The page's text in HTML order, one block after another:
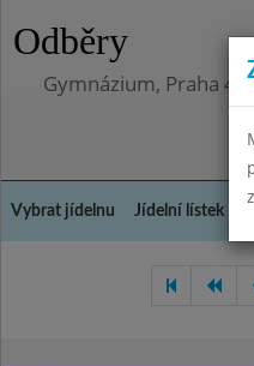
Odběry
Gymnázium, Praha 4,
Vybrat jídelnu Jídelní lístek